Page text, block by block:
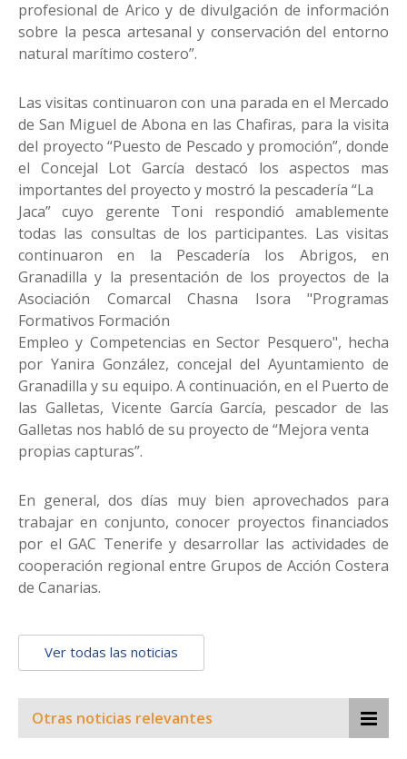
profesional de Arico y de divulgación de información
sobre la pesca artesanal y conservación del entorno
natural marítimo costero”.
Las visitas continuaron con una parada en el Mercado
de San Miguel de Abona en las Chafiras, para la visita
del proyecto “Puesto de Pescado y promoción”, donde
el Concejal Lot García destacó los aspectos mas
importantes del proyecto y mostró la pescadería “La
Jaca” cuyo gerente Toni respondió amablemente
todas las consultas de los participantes. Las visitas
continuaron en la Pescadería los Abrigos, en
Granadilla y la presentación de los proyectos de la
Asociación Comarcal Chasna Isora "Programas
Formativos Formación
Empleo y Competencias en Sector Pesquero", hecha
por Yanira González, concejal del Ayuntamiento de
Granadilla y su equipo. A continuación, en el Puerto de
las Galletas, Vicente García García, pescador de las
Galletas nos habló de su proyecto de “Mejora venta
propias capturas”.
En general, dos días muy bien aprovechados para
trabajar en conjunto, conocer proyectos financiados
por el GAC Tenerife y desarrollar las actividades de
cooperación regional entre Grupos de Acción Costera
de Canarias.
Ver todas las noticias
Otras noticias relevantes